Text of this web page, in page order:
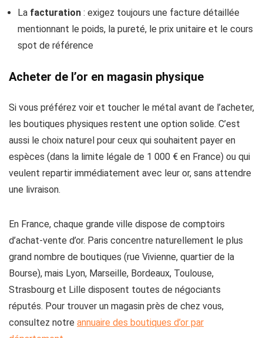
La facturation : exigez toujours une facture détaillée
mentionnant le poids, la pureté, le prix unitaire et le cours
spot de référence
Acheter de l’or en magasin physique
Si vous préférez voir et toucher le métal avant de l’acheter,
les boutiques physiques restent une option solide. C’est
aussi le choix naturel pour ceux qui souhaitent payer en
espèces (dans la limite légale de 1 000 € en France) ou qui
veulent repartir immédiatement avec leur or, sans attendre
une livraison.
En France, chaque grande ville dispose de comptoirs
d’achat-vente d’or. Paris concentre naturellement le plus
grand nombre de boutiques (rue Vivienne, quartier de la
Bourse), mais Lyon, Marseille, Bordeaux, Toulouse,
Strasbourg et Lille disposent toutes de négociants
réputés. Pour trouver un magasin près de chez vous,
consultez notre annuaire des boutiques d’or par